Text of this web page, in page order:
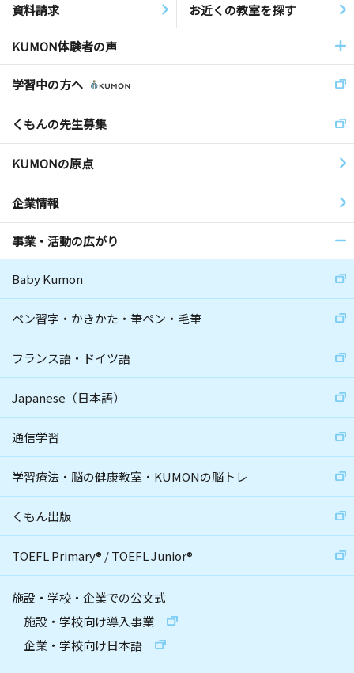
資料請求 お近くの教室を探す
KUMON体験者の声
学習中の方へ
くもんの先生募集
KUMONの原点
企業情報
事業・活動の広がり
Baby Kumon
ペン習字・かきかた・筆ペン・毛筆
フランス語・ドイツ語
Japanese（日本語）
通信学習
学習療法・脳の健康教室・KUMONの脳トレ
くもん出版
TOEFL Primary® /TOEFL Junior®
施設・学校・企業での公文式
施設・学校向け導入事業
企業・学校向け日本語